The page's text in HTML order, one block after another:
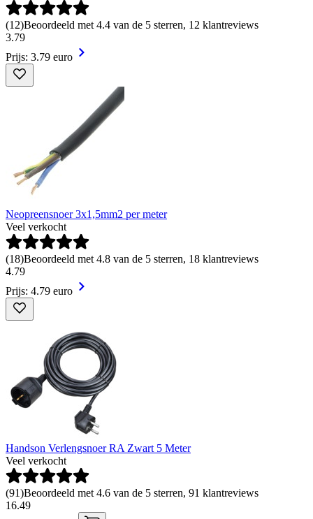
(12)Beoordeeld met 4.4 van de 5 sterren, 12 klantreviews
3.79
Prijs: 3.79 euro
Neopreensnoer 3x1,5mm2 per meter
Veel verkocht
(18)Beoordeeld met 4.8 van de 5 sterren, 18 klantreviews
4.79
Prijs: 4.79 euro
Handson Verlengsnoer RA Zwart 5 Meter
Veel verkocht
(91)Beoordeeld met 4.6 van de 5 sterren, 91 klantreviews
16.49